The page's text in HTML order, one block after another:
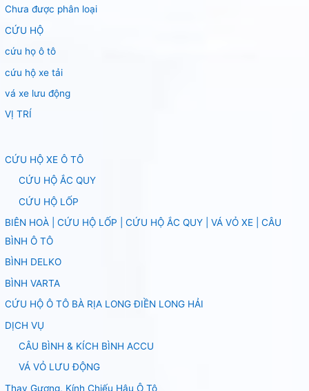
Chưa được phân loại
CỨU HỘ
cứu họ ô tô
cứu hộ xe tải
vá xe lưu động
VỊ TRÍ
CỨU HỘ XE Ô TÔ
CỨU HỘ ẮC QUY
CỨU HỘ LỐP
BIÊN HOÀ | CỨU HỘ LỐP | CỨU HỘ ẮC QUY | VÁ VỎ XE | CÂU
BÌNH Ô TÔ
BÌNH DELKO
BÌNH VARTA
CỨU HỘ Ô TÔ BÀ RỊA LONG ĐIỀN LONG HẢI
DỊCH VỤ
CÂU BÌNH & KÍCH BÌNH ACCU
VÁ VỎ LƯU ĐỘNG
Thay Gương, Kính Chiếu Hậu Ô Tô